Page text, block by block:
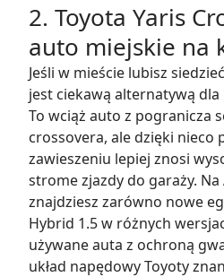
2. Toyota Yaris
auto miejskie na
Jeśli w mieście lubisz
jest ciekawą alternatywą dla
To wciąż auto z pogranicza
crossovera, ale dzięki nieco
zawieszeniu lepiej znosi
strome zjazdy do garaży.
znajdziesz zarówno nowe
Hybrid 1.5 w różnych
używane auta z ochroną
układ napędowy Toyoty